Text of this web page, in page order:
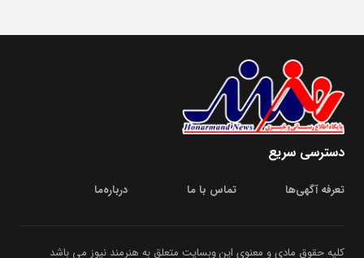
دسترسی سریع
تعرفه آگهی‌ها تماس با ما درباره‌‌ما
کلیه حقوق مادی و معنوی این وبسایت متعلق به هنرمند نیوز می باشد